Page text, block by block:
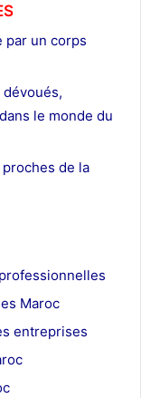
par un corps
le monde du
de la
Maroc
entreprises